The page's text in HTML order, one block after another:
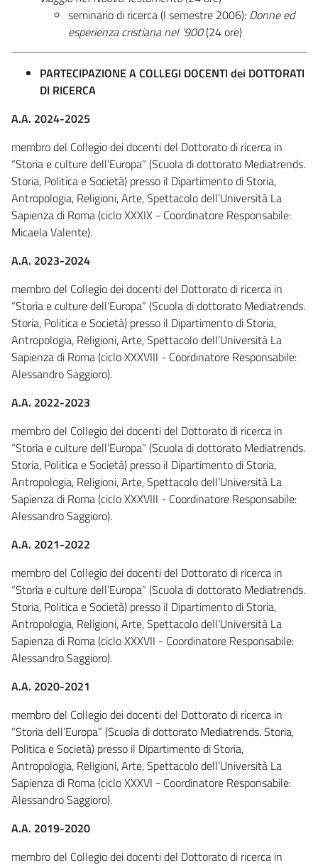
seminario di ricerca (I semestre 2006): Donne ed
esperienza cristiana nel ’900(24 ore)
PARTECIPAZIONE A COLLEGI DOCENTI dei DOTTORATI
DI RICERCA
A.A. 2024-2025
membro del Collegio dei docenti del Dottorato di ricerca in
“Storia e culture dell’Europa” (Scuola di dottorato Mediatrends.
Storia, Politica e Società) presso il Dipartimento di Storia,
Antropologia, Religioni, Arte, Spettacolo dell’Università La
Sapienza di Roma (ciclo XXXIX - Coordinatore Responsabile:
Micaela Valente).
A.A. 2023-2024
membro del Collegio dei docenti del Dottorato di ricerca in
“Storia e culture dell’Europa” (Scuola di dottorato Mediatrends.
Storia, Politica e Società) presso il Dipartimento di Storia,
Antropologia, Religioni, Arte, Spettacolo dell’Università La
Sapienza di Roma (ciclo XXXVIII - Coordinatore Responsabile:
Alessandro Saggioro).
A.A. 2022-2023
membro del Collegio dei docenti del Dottorato di ricerca in
“Storia e culture dell’Europa” (Scuola di dottorato Mediatrends.
Storia, Politica e Società) presso il Dipartimento di Storia,
Antropologia, Religioni, Arte, Spettacolo dell’Università La
Sapienza di Roma (ciclo XXXVIII - Coordinatore Responsabile:
Alessandro Saggioro).
A.A. 2021-2022
membro del Collegio dei docenti del Dottorato di ricerca in
“Storia e culture dell’Europa” (Scuola di dottorato Mediatrends.
Storia, Politica e Società) presso il Dipartimento di Storia,
Antropologia, Religioni, Arte, Spettacolo dell’Università La
Sapienza di Roma (ciclo XXXVII - Coordinatore Responsabile:
Alessandro Saggioro).
A.A. 2020-2021
membro del Collegio dei docenti del Dottorato di ricerca in
“Storia dell’Europa” (Scuola di dottorato Mediatrends. Storia,
Politica e Società) presso il Dipartimento di Storia,
Antropologia, Religioni, Arte, Spettacolo dell’Università La
Sapienza di Roma (ciclo XXXVI - Coordinatore Responsabile:
Alessandro Saggioro).
A.A. 2019-2020
membro del Collegio dei docenti del Dottorato di ricerca in